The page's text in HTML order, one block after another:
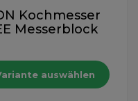
Kochmesser
Messerblock
auswählen